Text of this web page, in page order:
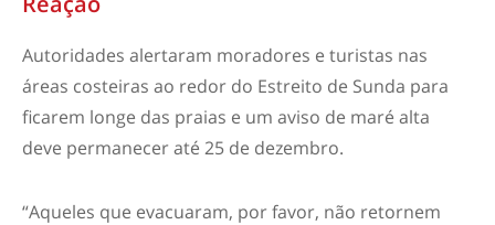
Autoridades alertaram moradores e turistas nas
áreas costeiras ao redor do Estreito de Sunda para
ficarem longe das praias e um aviso de maré alta
deve permanecer até 25 de dezembro.
“Aqueles que evacuaram, por favor, não retornem